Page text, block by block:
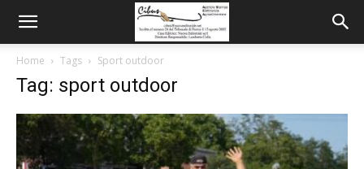
Home Tags Sport outdoor
Tag: sport outdoor